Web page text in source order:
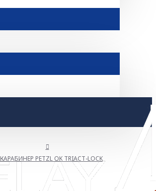
КАРАБИНЕР PETZL OK TRIACT-LOCK